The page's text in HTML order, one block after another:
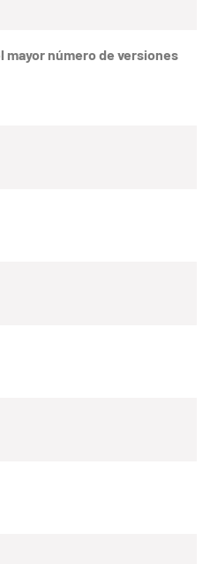
mayor número de versiones